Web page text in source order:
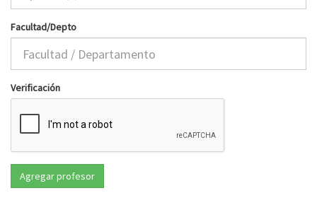
Facultad/Depto
Verificación